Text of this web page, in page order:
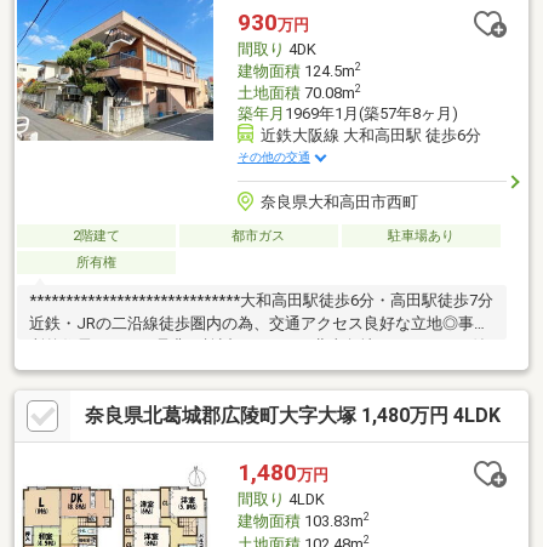
ケア☆ご購入後のアフターケアも当社にお任せ下さい。不動産全
般に関わるご相談も当社スタッフが分かりやすくご説明、ご対応
致します。◇まずはお気軽にお問い合わせ下さい◇
930万円
間取り 4DK
建物面積124.5m2
土地面積70.08m2
築年月 1969年1月(築57年8ヶ月)
近鉄大阪線 大和高田駅 徒歩6分
その他の交通
奈良県大和高田市西町
2階建て 都市ガス
駐車場あり
所有権
*****************************大和高田駅徒歩6分・高田駅徒歩7分
近鉄・JRの二沿線徒歩圏内の為、交通アクセス良好な立地◎事務
きガレージ有！トナリエ大和高田店まで徒歩10分日々のお買物も
ラクラク♪
奈良県北葛城郡広陵町大字大塚 1,480万円 4LDK
1,480万円
間取り 4LDK
建物面積103.83m2
2